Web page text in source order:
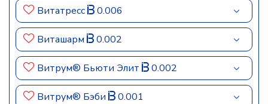
Витатресс 0.006
Виташарм 0.002
Витрум® Бьюти Элит 0.002
Витрум® Бэби 0.001